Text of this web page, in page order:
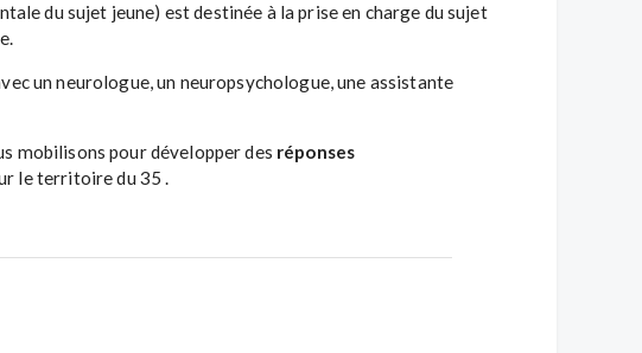
du sujet jeune) est destinée à la prise en charge du sujet
un neurologue, un neuropsychologue, une assistante
mobilisons pour développer des réponses
le territoire du 35 .